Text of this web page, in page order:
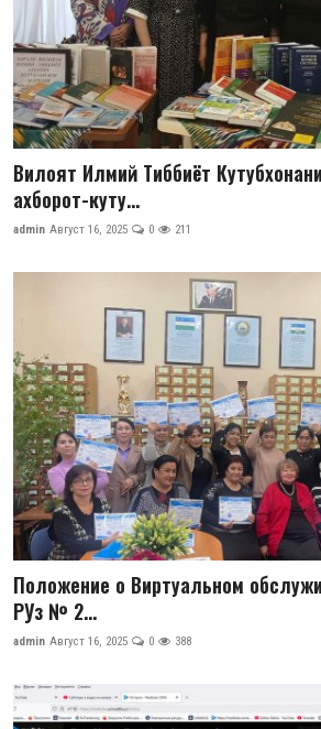
Вилоят Илмий Тиббиёт
ахборот-куту...
admin Август 16, 2025 0 211
Положение о Виртуальном
РУз № 2...
admin Август 16, 2025 0 388